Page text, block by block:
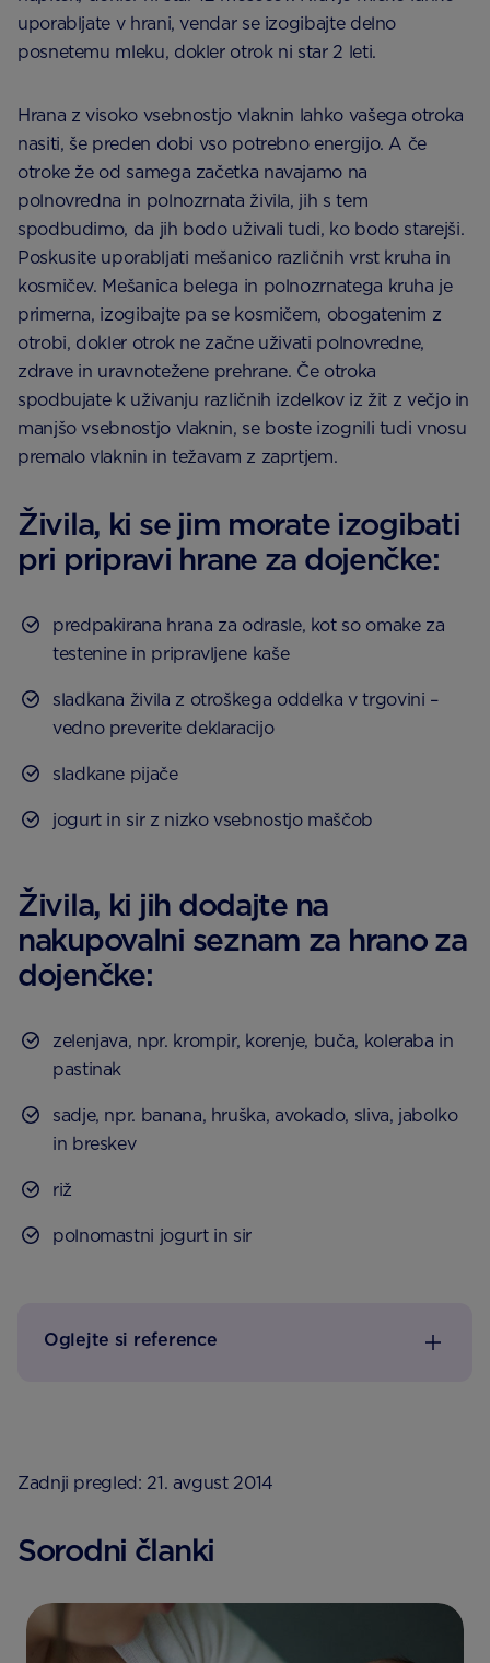
uporabljate v hrani, vendar se izogibajte delno
posnetemu mleku, dokler otrok ni star 2 leti.
Hrana z visoko vsebnostjo vlaknin lahko vašega otroka
nasiti, še preden dobi vso potrebno energijo. A če
otroke že od samega začetka navajamo na
polnovredna in polnozrnata živila, jih s tem
spodbudimo, da jih bodo uživali tudi, ko bodo starejši.
Poskusite uporabljati mešanico različnih vrst kruha in
kosmičev. Mešanica belega in polnozrnatega kruha je
primerna, izogibajte pa se kosmičem, obogatenim z
otrobi, dokler otrok ne začne uživati polnovredne,
zdrave in uravnotežene prehrane. Če otroka
spodbujate k uživanju različnih izdelkov iz žit z večjo in
manjšo vsebnostjo vlaknin, se boste izognili tudi vnosu
premalo vlaknin in težavam z zaprtjem.
Živila, ki se jim morate izogibati
pri pripravi hrane za dojenčke:
predpakirana hrana za odrasle, kot so omake za
testenine in pripravljene kaše
sladkana živila z otroškega oddelka v trgovini –
vedno preverite deklaracijo
sladkane pijače
jogurt in sir z nizko vsebnostjo maščob
Živila, ki jih dodajte na
nakupovalni seznam za hrano za
dojenčke:
zelenjava, npr. krompir, korenje, buča, koleraba in
pastinak
sadje, npr. banana, hruška, avokado, sliva, jabolko
in breskev
riž
polnomastni jogurt in sir
Oglejte si reference
Zadnji pregled: 21. avgust 2014
Sorodni članki